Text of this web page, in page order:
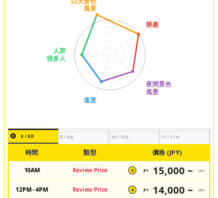
8 / 8月 9 / 9月 10 / 10月 11 / 11月
時間 類型 價格 (JPY)
10AM Review Price ¥ JPY 15,000 ~ /pax
12PM - 4PM Review Price ¥ JPY 14,000 ~ /pax